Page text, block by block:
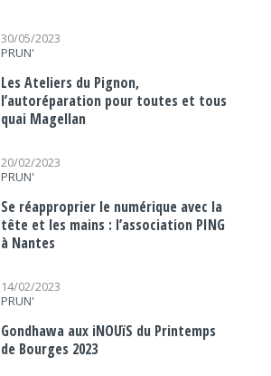
30/05/2023
PRUN'
Les Ateliers du Pignon,
l’autoréparation pour toutes et tous
quai Magellan
20/02/2023
PRUN'
Se réapproprier le numérique avec la
tête et les mains : l’association PING
à Nantes
14/02/2023
PRUN'
Gondhawa aux iNOUïS du Printemps
de Bourges 2023